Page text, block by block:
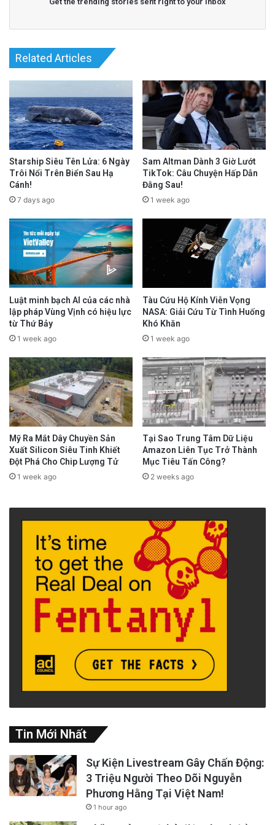
Related Articles
Starship Siêu Tên Lửa: 6 Ngày
Trôi Nổi Trên Biển Sau Hạ
Cánh!
7 days ago
Sam Altman Dành 3 Giờ Lướt
TikTok: Câu Chuyện Hấp Dẫn
Đằng Sau!
1 week ago
Luật minh bạch AI của các nhà
lập pháp Vùng Vịnh có hiệu lực
từ Thứ Bảy
1 week ago
Tàu Cứu Hộ Kính Viễn Vọng
NASA: Giải Cứu Từ Tình Huống
Khó Khăn
1 week ago
Mỹ Ra Mắt Dây Chuyền Sản
Xuất Silicon Siêu Tinh Khiết
Đột Phá Cho Chip Lượng Tử
1 week ago
Tại Sao Trung Tâm Dữ Liệu
Amazon Liên Tục Trở Thành
Mục Tiêu Tấn Công?
2 weeks ago
Tin Mới Nhất
Sự Kiện Livestream Gây Chấn Động:
3 Triệu Người Theo Dõi Nguyễn
Phương Hằng Tại Việt Nam!
1 hour ago